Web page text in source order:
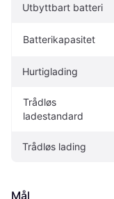
Utbyttbart batteri
Batterikapasitet
Hurtiglading
Trådløs
ladestandard
Trådløs lading
Mål